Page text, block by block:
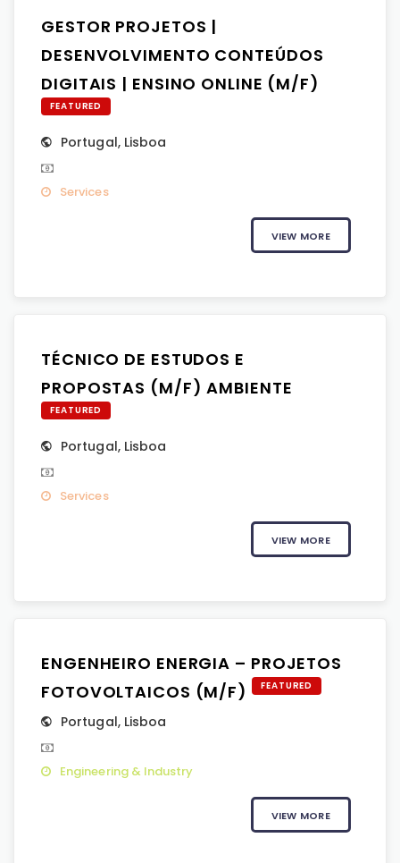
GESTOR PROJETOS |
DESENVOLVIMENTO CONTEÚDOS
DIGITAIS | ENSINO ONLINE (M/F)
FEATURED
Portugal, Lisboa
Services
VIEW MORE
TÉCNICO DE ESTUDOS E
PROPOSTAS (M/F) AMBIENTE
FEATURED
Portugal, Lisboa
Services
VIEW MORE
ENGENHEIRO ENERGIA – PROJETOS
FOTOVOLTAICOS (M/F)
FEATURED
Portugal, Lisboa
Engineering & Industry
VIEW MORE